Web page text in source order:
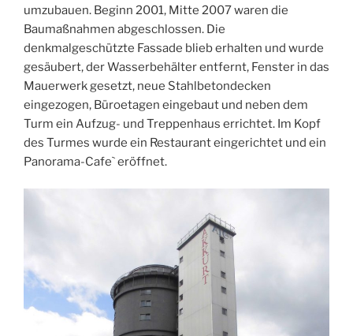
umzubauen. Beginn 2001, Mitte 2007 waren die
Baumaßnahmen abgeschlossen. Die
denkmalgeschützte Fassade blieb erhalten und wurde
gesäubert, der Wasserbehälter entfernt, Fenster in das
Mauerwerk gesetzt, neue Stahlbetondecken
eingezogen, Büroetagen eingebaut und neben dem
Turm ein Aufzug- und Treppenhaus errichtet. Im Kopf
des Turmes wurde ein Restaurant eingerichtet und ein
Panorama-Cafe` eröffnet.